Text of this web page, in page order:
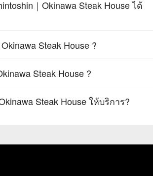
｜Okinawa Steak House ได้
Steak House ?
Steak House ?
Steak House ให้บริการ?